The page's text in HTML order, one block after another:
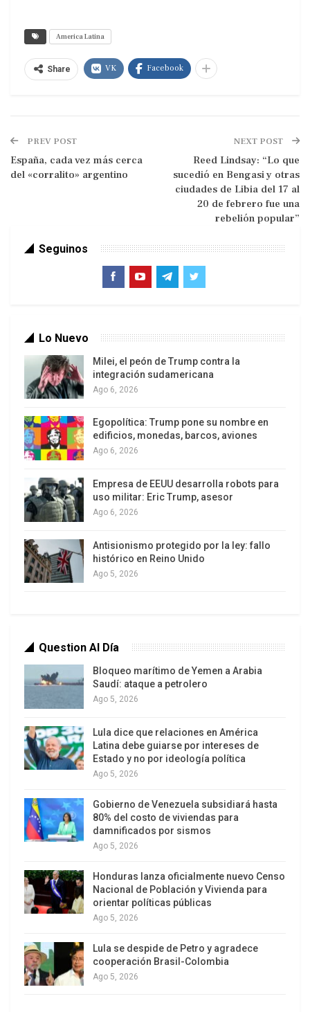
ideología todas confluyen a favor del control
del país o las trasnacionales que necesitan de
la atomización para alimentarse y obtener
Nicmer N. Evans – evansnicmer.blogspot.com
manera ligera que la inseguridad en nuestro país
es consecuencia del paramilitarismo colombiano,
pero tampoco me queda duda que la situación de
inseguridad en nuestro país se ha desbordado
con gran facilidad producto de la proximidad con
una experiencia que exporta sus patrones,
inducido por intereses nacionales que conducen a
Venezuela hasta ahora no ha sido un territorio
productor de drogas, nuestro territorio termina
siendo más estratégico para el tránsito, y aún a
pesar de los esfuerzos gubernamentales para
evitar la circulación del narcotráfico por nuestro
aéreas y marítimas, permitiendo que seamos
puente para el tráfico internacional.
Es así como Venezuela se ha convertido en un
generar las condiciones necesarias para el
narcotráfico en función de facilitar el tránsito del
narcotráfico hacia mercados más rentables. ¿Y
la produce y muy cerca de quien la consume, así
de sencillo.
en altos niveles de impunidad y una estructura
jurídica débil, que lleva a las autoridades policiales
a no quererse involucrar en la resolución de los
que de inmediato lo incrimina y lo culpa, y que
además desarrolla en la actualidad un esquema
America Latina
Share VK Facebook
PREV POST
España, cada vez más cerca
del «corralito» argentino
NEXT POST
Reed Lindsay: “Lo que
sucedió en Bengasi y otras
ciudades de Libia del 17 al
20 de febrero fue una
rebelión popular”
Seguinos
Lo Nuevo
Milei, el peón de Trump contra la
integración sudamericana
Ago 6, 2026
Egopolítica: Trump pone su nombre en
edificios, monedas, barcos, aviones
Ago 6, 2026
Empresa de EEUU desarrolla robots para
uso militar: Eric Trump, asesor
Ago 6, 2026
Antisionismo protegido por la ley: fallo
histórico en Reino Unido
Ago 5, 2026
Question Al Día
Bloqueo marítimo de Yemen a Arabia
Saudí: ataque a petrolero
Ago 5, 2026
Lula dice que relaciones en América
Latina debe guiarse por intereses de
Estado y no por ideología política
Ago 5, 2026
Gobierno de Venezuela subsidiará hasta
80% del costo de viviendas para
damnificados por sismos
Ago 5, 2026
Honduras lanza oficialmente nuevo Censo
Nacional de Población y Vivienda para
orientar políticas públicas
Ago 5, 2026
Lula se despide de Petro y agradece
cooperación Brasil-Colombia
Ago 5, 2026